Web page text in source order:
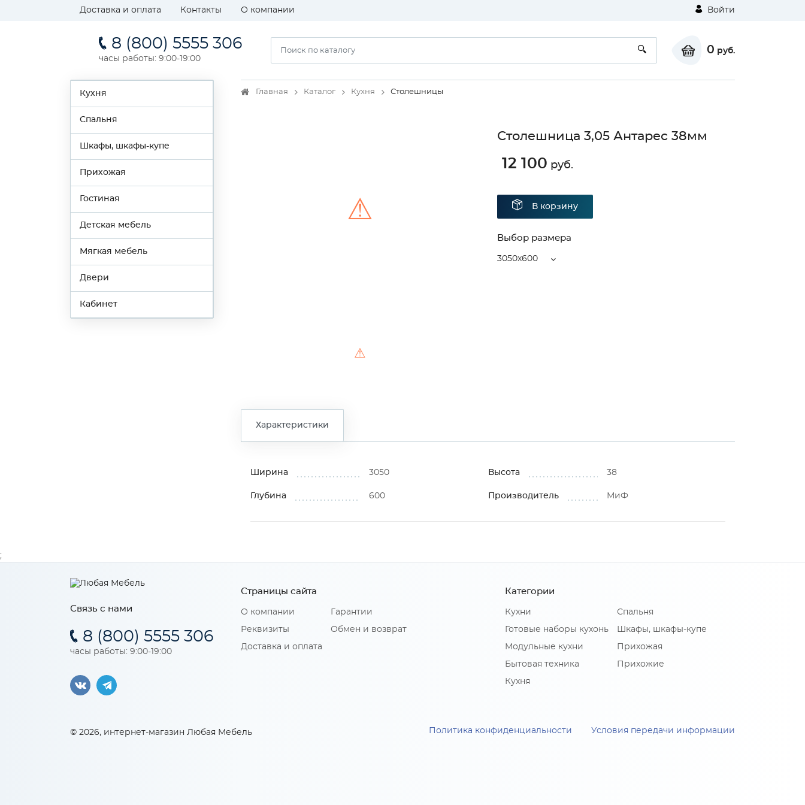
Доставка и оплата Контакты О компании Войти
8 (800) 5555 306
часы работы: 9:00-19:00
0 руб.
Кухня
Спальня
Шкафы, шкафы-купе
Прихожая
Гостиная
Детская мебель
Мягкая мебель
Двери
Кабинет
Главная Каталог Кухня Столешницы
⚠
⚠
Столешница 3,05 Антарес 38мм
12 100 руб.
В корзину
Выбор размера
3050x600
Характеристики
Ширина 3050 Высота 38
Глубина 600 Производитель МиФ
Связь с нами
8 (800) 5555 306
часы работы: 9:00-19:00
Страницы сайта
О компании
Реквизиты
Доставка и оплата
Гарантии
Обмен и возврат
Категории
Кухни
Готовые наборы кухонь
Модульные кухни
Бытовая техника
Кухня
Спальня
Шкафы, шкафы-купе
Прихожая
Прихожие
© 2026, интернет-магазин Любая Мебель Политика конфиденциальности Условия передачи информации
;